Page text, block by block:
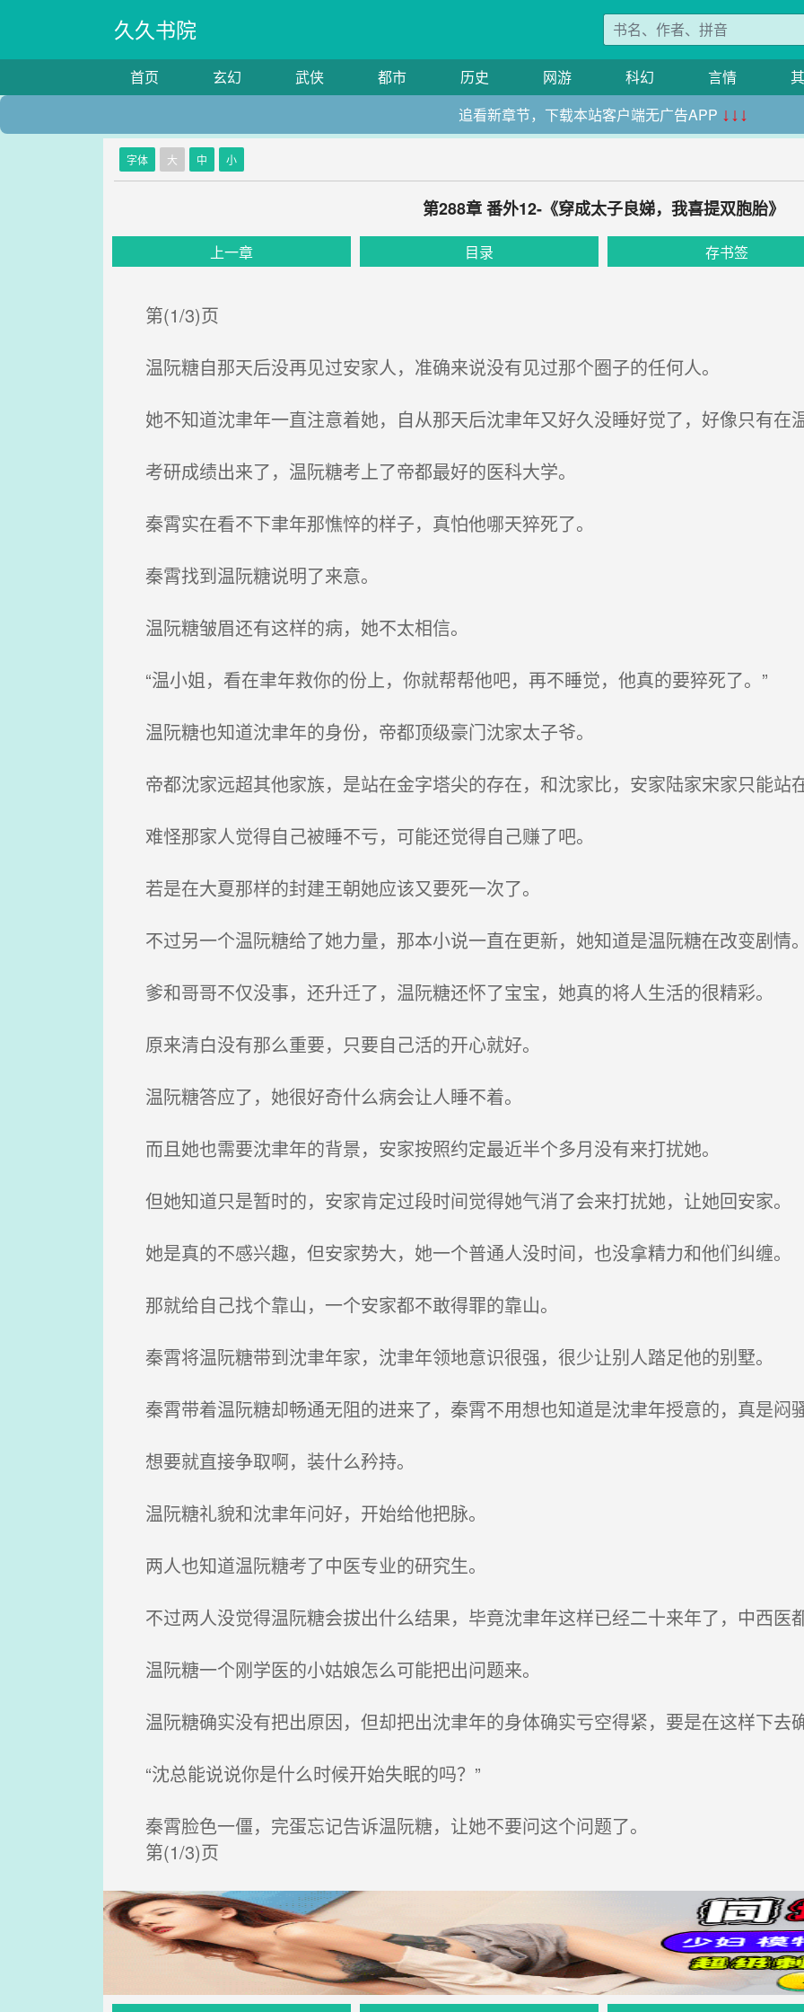
久久书院
首页 玄幻 武侠 都市 历史 网游 科幻 言情
追看新章节，下载本站客户端无广告APP ↓↓↓
字体 大 中 小
第288章 番外12-《穿成太子良娣，我喜提双胞胎》
上一章 目录 存书签
第(1/3)页
温阮糖自那天后没再见过安家人，准确来说没有见过那个圈子的任何人。
她不知道沈聿年一直注意着她，自从那天后沈聿年又好久没睡好觉了，好像只有在
考研成绩出来了，温阮糖考上了帝都最好的医科大学。
秦霄实在看不下聿年那憔悴的样子，真怕他哪天猝死了。
秦霄找到温阮糖说明了来意。
温阮糖皱眉还有这样的病，她不太相信。
“温小姐，看在聿年救你的份上，你就帮帮他吧，再不睡觉，他真的要猝死了。”
温阮糖也知道沈聿年的身份，帝都顶级豪门沈家太子爷。
帝都沈家远超其他家族，是站在金字塔尖的存在，和沈家比，安家陆家宋家只能站
难怪那家人觉得自己被睡不亏，可能还觉得自己赚了吧。
若是在大夏那样的封建王朝她应该又要死一次了。
不过另一个温阮糖给了她力量，那本小说一直在更新，她知道是温阮糖在改变剧情
爹和哥哥不仅没事，还升迁了，温阮糖还怀了宝宝，她真的将人生活的很精彩。
原来清白没有那么重要，只要自己活的开心就好。
温阮糖答应了，她很好奇什么病会让人睡不着。
而且她也需要沈聿年的背景，安家按照约定最近半个多月没有来打扰她。
但她知道只是暂时的，安家肯定过段时间觉得她气消了会来打扰她，让她回安家。
她是真的不感兴趣，但安家势大，她一个普通人没时间，也没拿精力和他们纠缠。
那就给自己找个靠山，一个安家都不敢得罪的靠山。
秦霄将温阮糖带到沈聿年家，沈聿年领地意识很强，很少让别人踏足他的别墅。
秦霄带着温阮糖却畅通无阻的进来了，秦霄不用想也知道是沈聿年授意的，真是闷
想要就直接争取啊，装什么矜持。
温阮糖礼貌和沈聿年问好，开始给他把脉。
两人也知道温阮糖考了中医专业的研究生。
不过两人没觉得温阮糖会拔出什么结果，毕竟沈聿年这样已经二十来年了，中西医
温阮糖一个刚学医的小姑娘怎么可能把出问题来。
温阮糖确实没有把出原因，但却把出沈聿年的身体确实亏空得紧，要是在这样下去
“沈总能说说你是什么时候开始失眠的吗？”
秦霄脸色一僵，完蛋忘记告诉温阮糖，让她不要问这个问题了。
第(1/3)页